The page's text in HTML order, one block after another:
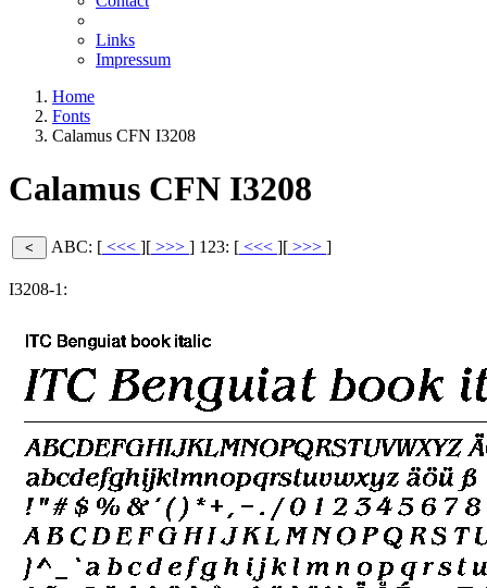
Links
Impressum
Home
Fonts
Calamus CFN I3208
Calamus CFN I3208
ABC: [ <<< ][ >>> ] 123: [ <<< ][ >>> ]
I3208-1: